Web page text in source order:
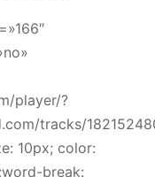
player/?
tracks/
10px; color:
break: